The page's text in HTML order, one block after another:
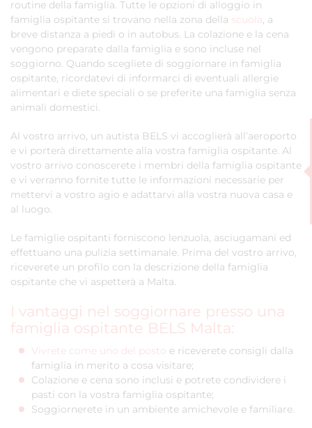
routine della famiglia. Tutte le opzioni di alloggio in
famiglia ospitante si trovano nella zona della scuola, a
breve distanza a piedi o in autobus. La colazione e la cena
vengono preparate dalla famiglia e sono incluse nel
soggiorno. Quando scegliete di soggiornare in famiglia
ospitante, ricordatevi di informarci di eventuali allergie
alimentari e diete speciali o se preferite una famiglia senza
animali domestici.
Al vostro arrivo, un autista BELS vi accoglierà all’aeroporto
e vi porterà direttamente alla vostra famiglia ospitante. Al
vostro arrivo conoscerete i membri della famiglia ospitante
e vi verranno fornite tutte le informazioni necessarie per
mettervi a vostro agio e adattarvi alla vostra nuova casa e
al luogo.
Le famiglie ospitanti forniscono lenzuola, asciugamani ed
effettuano una pulizia settimanale. Prima del vostro arrivo,
riceverete un profilo con la descrizione della famiglia
ospitante che vi aspetterà a Malta.
I vantaggi nel soggiornare presso una
famiglia ospitante BELS Malta:
Vivrete come uno del posto e riceverete consigli dalla
famiglia in merito a cosa visitare;
Colazione e cena sono inclusi e potrete condividere i
pasti con la vostra famiglia ospitante;
Soggiornerete in un ambiente amichevole e familiare.